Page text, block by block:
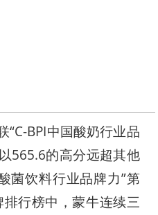
“C-BPI中国酸奶行业品
565.6的高分远超其他
菌饮料行业品牌力”第
行榜中，蒙牛连续三